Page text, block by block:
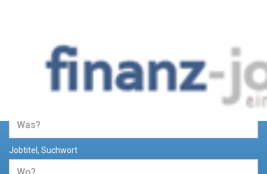
Jobs und Stellenangebote im
Bereich Finanzen
Jobtitel, Suchwort